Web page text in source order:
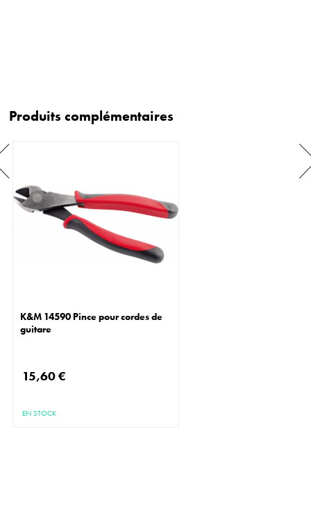
Produits complémentaires
K&M 14590 Pince pour cordes de
guitare
15,60 €
EN STOCK